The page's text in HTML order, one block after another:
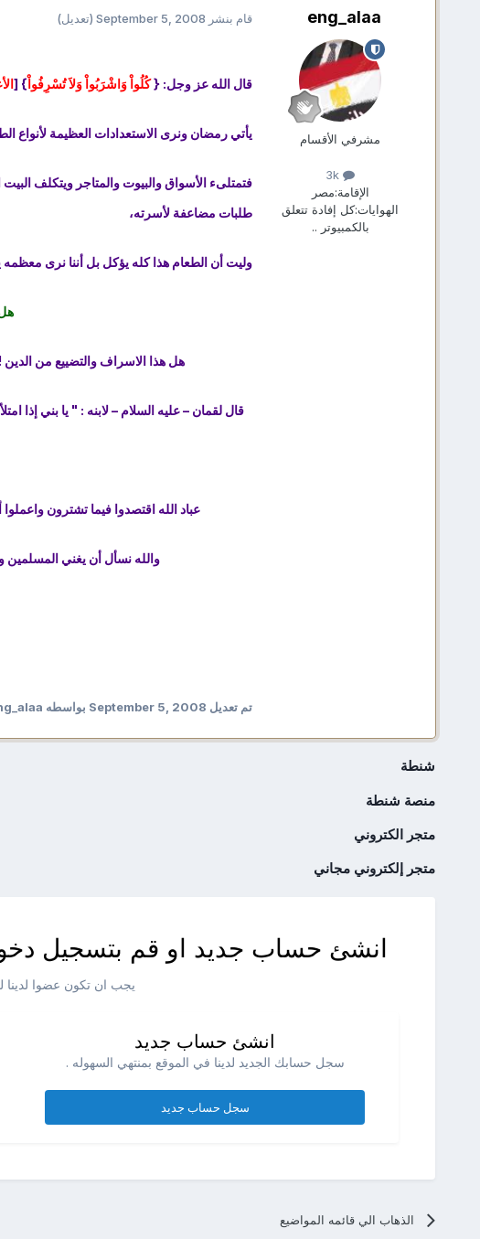
eng_alaa
مشرفي الأقسام
3k
الإقامة:مصر
الهوايات:كل إفادة تتعلق
بالكمبيوتر ..
قام بنشر September 5, 2008 (تعديل)
قال الله عز وجل: {كُلُواْ وَاشْرَبُواْ وَلاَ تُسْرِفُواْ} [
يأتي رمضان ونرى الاستعدادات العظيمة لأنواع
فتمتلىء الأسواق والبيوت والمتاجر ويتكلف
طلبات مضاعفة لأسرته،
وليت أن الطعام هذا كله يؤكل بل أننا نرى
هل هذا الاسراف والتضييع من الدين
قال لقمان – عليه السلام – لابنه : " يا بني إذا
عباد الله اقتصدوا فيما تشترون
والله نسأل أن يغني المسلمين
تم تعديل September 5, 2008 بواسطه eng_alaa
شنطة
منصة شنطة
متجر الكتروني
متجر إلكتروني مجاني
انشئ حساب جديد او قم بتسجيل
يجب ان تكون عضوا لدينا
انشئ حساب جديد
سجل حسابك الجديد لدينا في الموقع بمنتهي السهوله .
سجل حساب جديد
الذهاب الي قائمه المواضيع